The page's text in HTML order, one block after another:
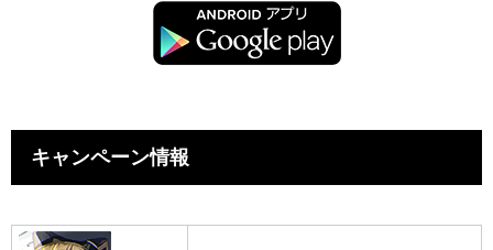
キャンペーン情報